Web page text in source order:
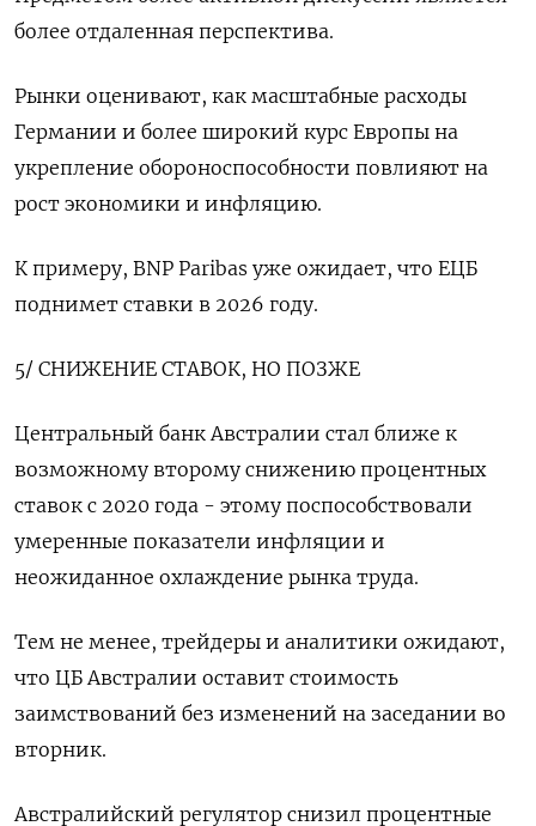
более отдаленная перспектива.
Рынки оценивают, как масштабные расходы
Германии и более широкий курс Европы на
укрепление обороноспособности повлияют на
рост экономики и инфляцию.
К примеру, BNP Paribas уже ожидает, что ЕЦБ
поднимет ставки в 2026 году.
5/ СНИЖЕНИЕ СТАВОК, НО ПОЗЖЕ
Центральный банк Австралии стал ближе к
возможному второму снижению процентных
ставок с 2020 года - этому поспособствовали
умеренные показатели инфляции и
неожиданное охлаждение рынка труда.
Тем не менее, трейдеры и аналитики ожидают,
что ЦБ Австралии оставит стоимость
заимствований без изменений на заседании во
вторник.
Австралийский регулятор снизил процентные